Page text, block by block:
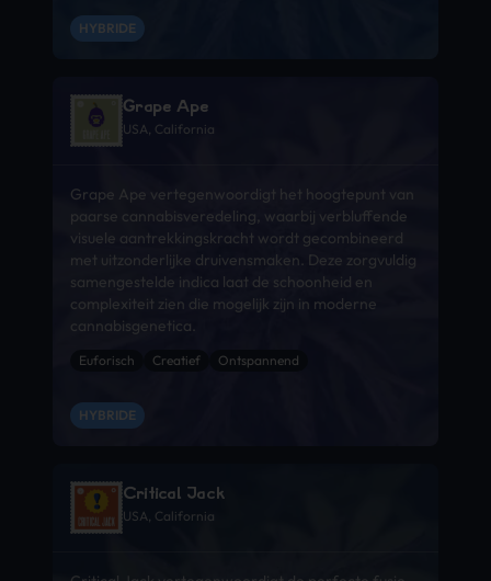
HYBRIDE
Grape Ape
USA, California
Grape Ape vertegenwoordigt het hoogtepunt van
paarse cannabisveredeling, waarbij verbluffende
visuele aantrekkingskracht wordt gecombineerd
met uitzonderlijke druivensmaken. Deze zorgvuldig
samengestelde indica laat de schoonheid en
complexiteit zien die mogelijk zijn in moderne
cannabisgenetica.
Euforisch Creatief Ontspannend
HYBRIDE
Critical Jack
USA, California